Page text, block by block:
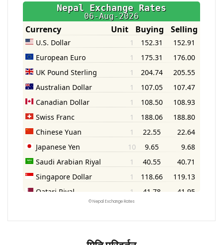
©Nepal Exchange Rates